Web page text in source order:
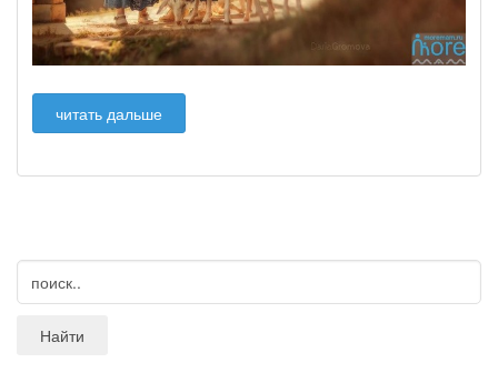
читать дальше